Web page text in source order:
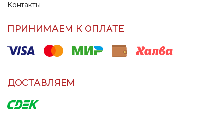
Контакты
ПРИНИМАЕМ К ОПЛАТЕ
ДОСТАВЛЯЕМ